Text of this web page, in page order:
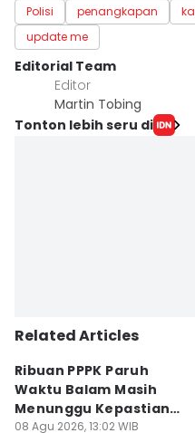
Polisi penangkapan
update me
Editorial Team
Editor
Martin Tobing
Tonton lebih seru di
Related Articles
Ribuan PPPK Paruh
Waktu Balam Masih
Menunggu Kepastian
Diangkat
08 Agu 2026, 13:02 WIB